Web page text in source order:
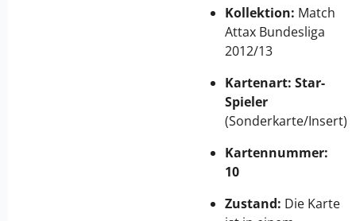
Kollektion: Match
Attax Bundesliga
2012/13
Kartenart: Star-
Spieler
(Sonderkarte/Insert)
Kartennummer:
10
Zustand: Die Karte